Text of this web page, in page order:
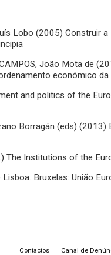
Lobo (2005) Construir
João Mota de
económico da
and politics of the
Borragán (eds) (2013)
The Institutions of the
Bruxelas: União
Contactos Canal de